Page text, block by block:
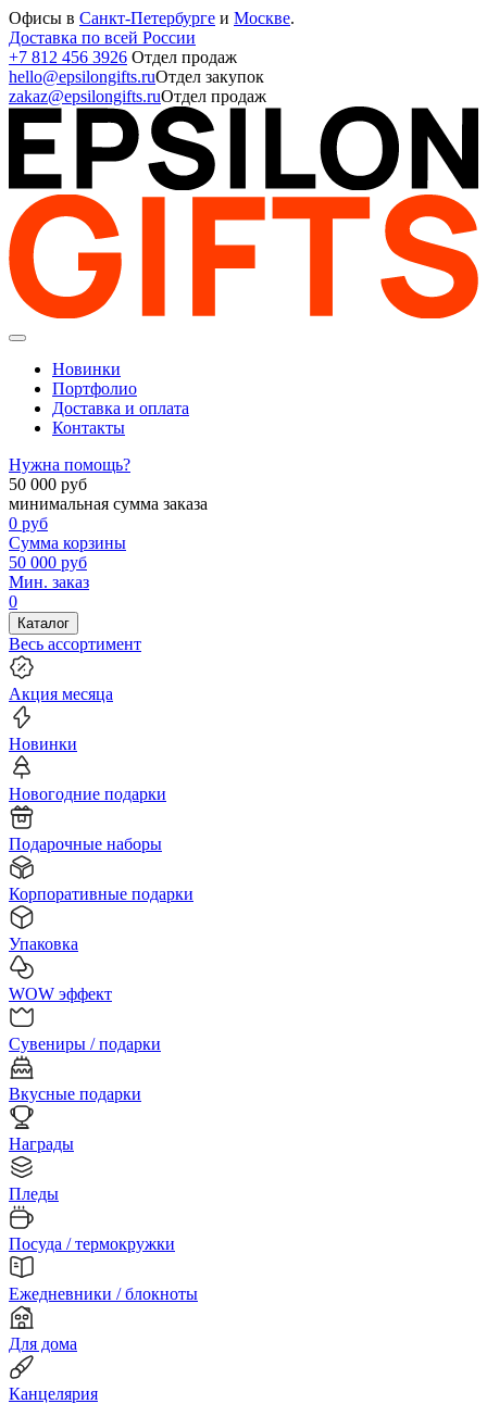
Офисы в Санкт-Петербурге и Москве.
Доставка по всей России
+7 812 456 3926 Отдел продаж
hello@epsilongifts.ruОтдел закупок
zakaz@epsilongifts.ruОтдел продаж
Новинки
Портфолио
Доставка и оплата
Контакты
Нужна помощь?
50 000 руб
минимальная сумма заказа
0 руб
Сумма корзины
50 000 руб
Мин. заказ
0
Каталог
Весь ассортимент
Акция месяца
Новинки
Новогодние подарки
Подарочные наборы
Корпоративные подарки
Упаковка
WOW эффект
Сувениры / подарки
Вкусные подарки
Награды
Пледы
Посуда / термокружки
Ежедневники / блокноты
Для дома
Канцелярия